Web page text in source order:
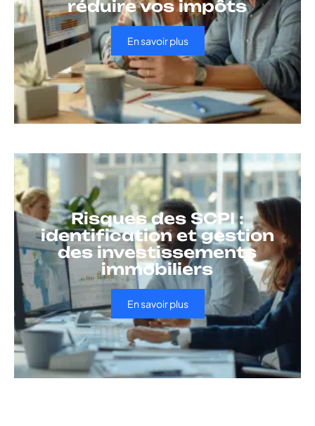
réduire vos impôts
En savoir plus
Risques des SCPI :
identification et gestion
des investissements
immobiliers
En savoir plus